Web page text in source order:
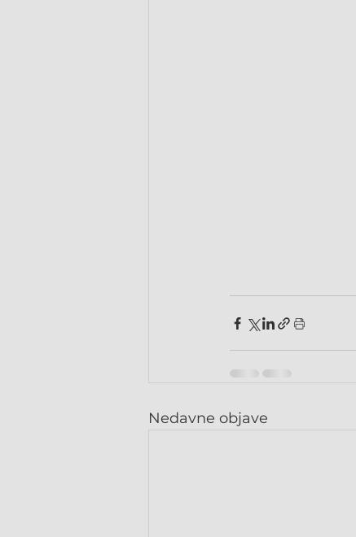
Nedavne objave